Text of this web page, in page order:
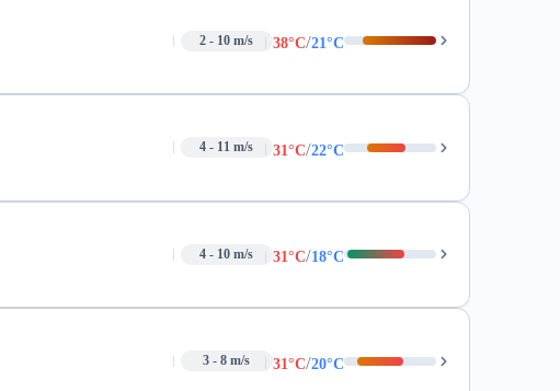
2 - 10 m/s 38°C/21°C
4 - 11 m/s 31°C/22°C
4 - 10 m/s 31°C/18°C
3 - 8 m/s 31°C/20°C